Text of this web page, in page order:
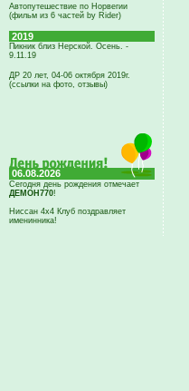
Автопутешествие по Норвегии
(фильм из 6 частей by Rider)
2019
Пикник близ Нерской. Осень. -
9.11.19
ДР 20 лет, 04-06 октября 2019г.
(ссылки на фото, отзывы)
06.08.2026
Сегодня день рождения отмечает
ДЕМОН770!
Ниссан 4х4 Клуб поздравляет
именинника!